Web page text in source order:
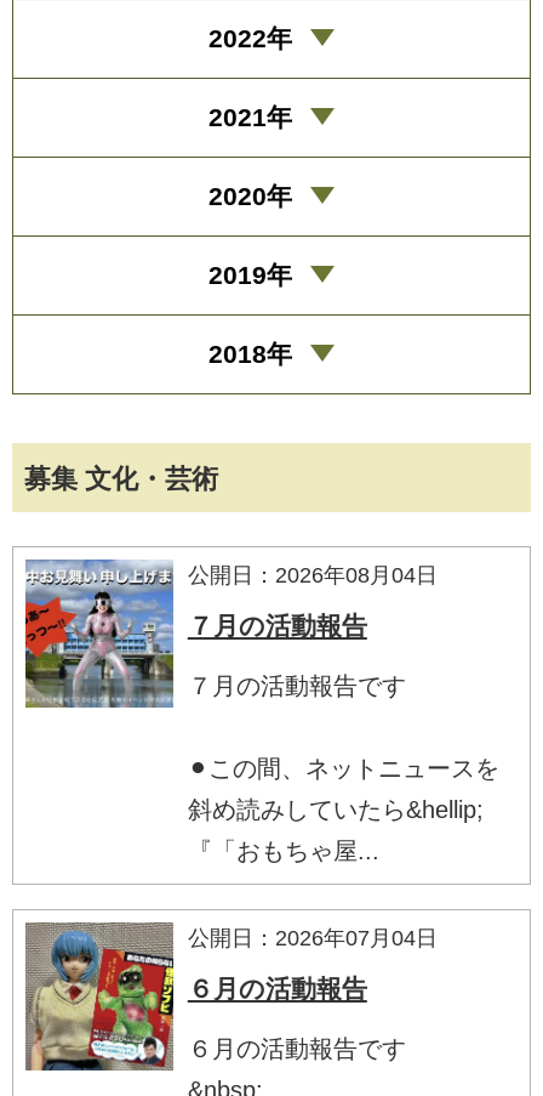
募集 文化・芸術
公開日：2026年08月04日
７月の活動報告
７月の活動報告です
⚫︎この間、ネットニュースを
斜め読みしていたら&hellip;
『「おもちゃ屋...
公開日：2026年07月04日
６月の活動報告
６月の活動報告です
&nbsp;
2022年
2021年
2020年
2019年
2018年